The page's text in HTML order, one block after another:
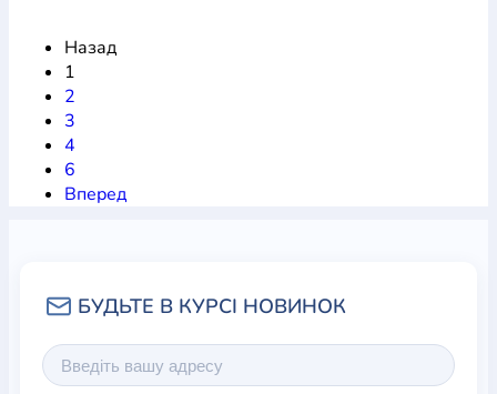
Назад
1
2
3
4
6
Вперед